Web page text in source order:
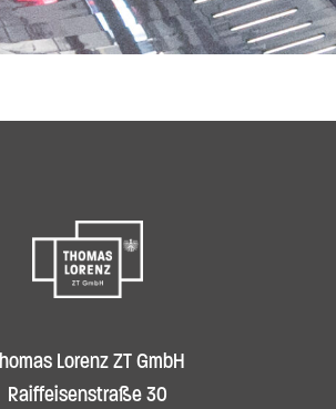
Lorenz ZT GmbH
Raiffeisenstraße 30